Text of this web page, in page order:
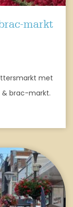
markt
met
& brac-markt.